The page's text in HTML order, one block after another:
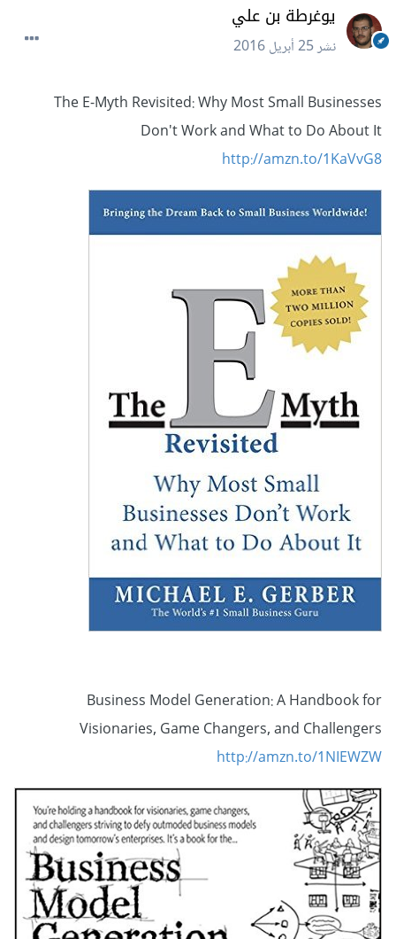
يوغرطة بن علي
نشر25 أبريل 2016
The E-Myth Revisited: Why Most Small Businesses
Don't Work and What to Do About It
http://amzn.to/1KaVvG8
Business Model Generation: A Handbook for
Visionaries, Game Changers, and Challengers
http://amzn.to/1NIEWZW